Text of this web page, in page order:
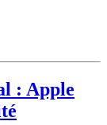
: Apple